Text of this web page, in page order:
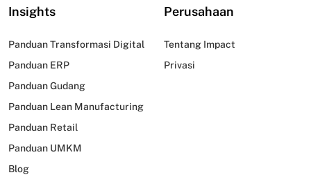
Insights
Panduan Transformasi Digital
Panduan ERP
Panduan Gudang
Panduan Lean Manufacturing
Panduan Retail
Panduan UMKM
Blog
Perusahaan
Tentang Impact
Privasi